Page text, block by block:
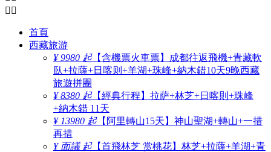
 
首頁
西藏旅游
¥ 9980 起【含機票火車票】成都往返飛機+青藏軟
臥+拉薩+日喀则+羊湖+珠峰+納木錯10天9晚西藏
旅遊拼團
¥ 8380 起【經典行程】拉萨+林芝+日喀則+珠峰
+納木錯 11天
¥ 13980 起【阿里轉山15天】神山聖湖+轉山+一措
再措
¥ 面議 起【首飛林芝 赏桃花】林芝+拉薩+羊湖+青